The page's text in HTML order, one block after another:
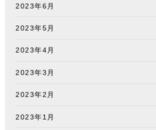
2023年6月
2023年5月
2023年4月
2023年3月
2023年2月
2023年1月